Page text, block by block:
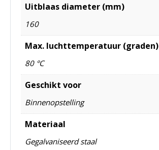
Uitblaas diameter (mm)
160
Max. luchttemperatuur (graden)
80 °C
Geschikt voor
Binnenopstelling
Materiaal
Gegalvaniseerd staal